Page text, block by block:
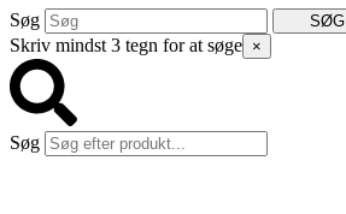
Søg SØG
Skriv mindst 3 tegn for at søge ×
Søg